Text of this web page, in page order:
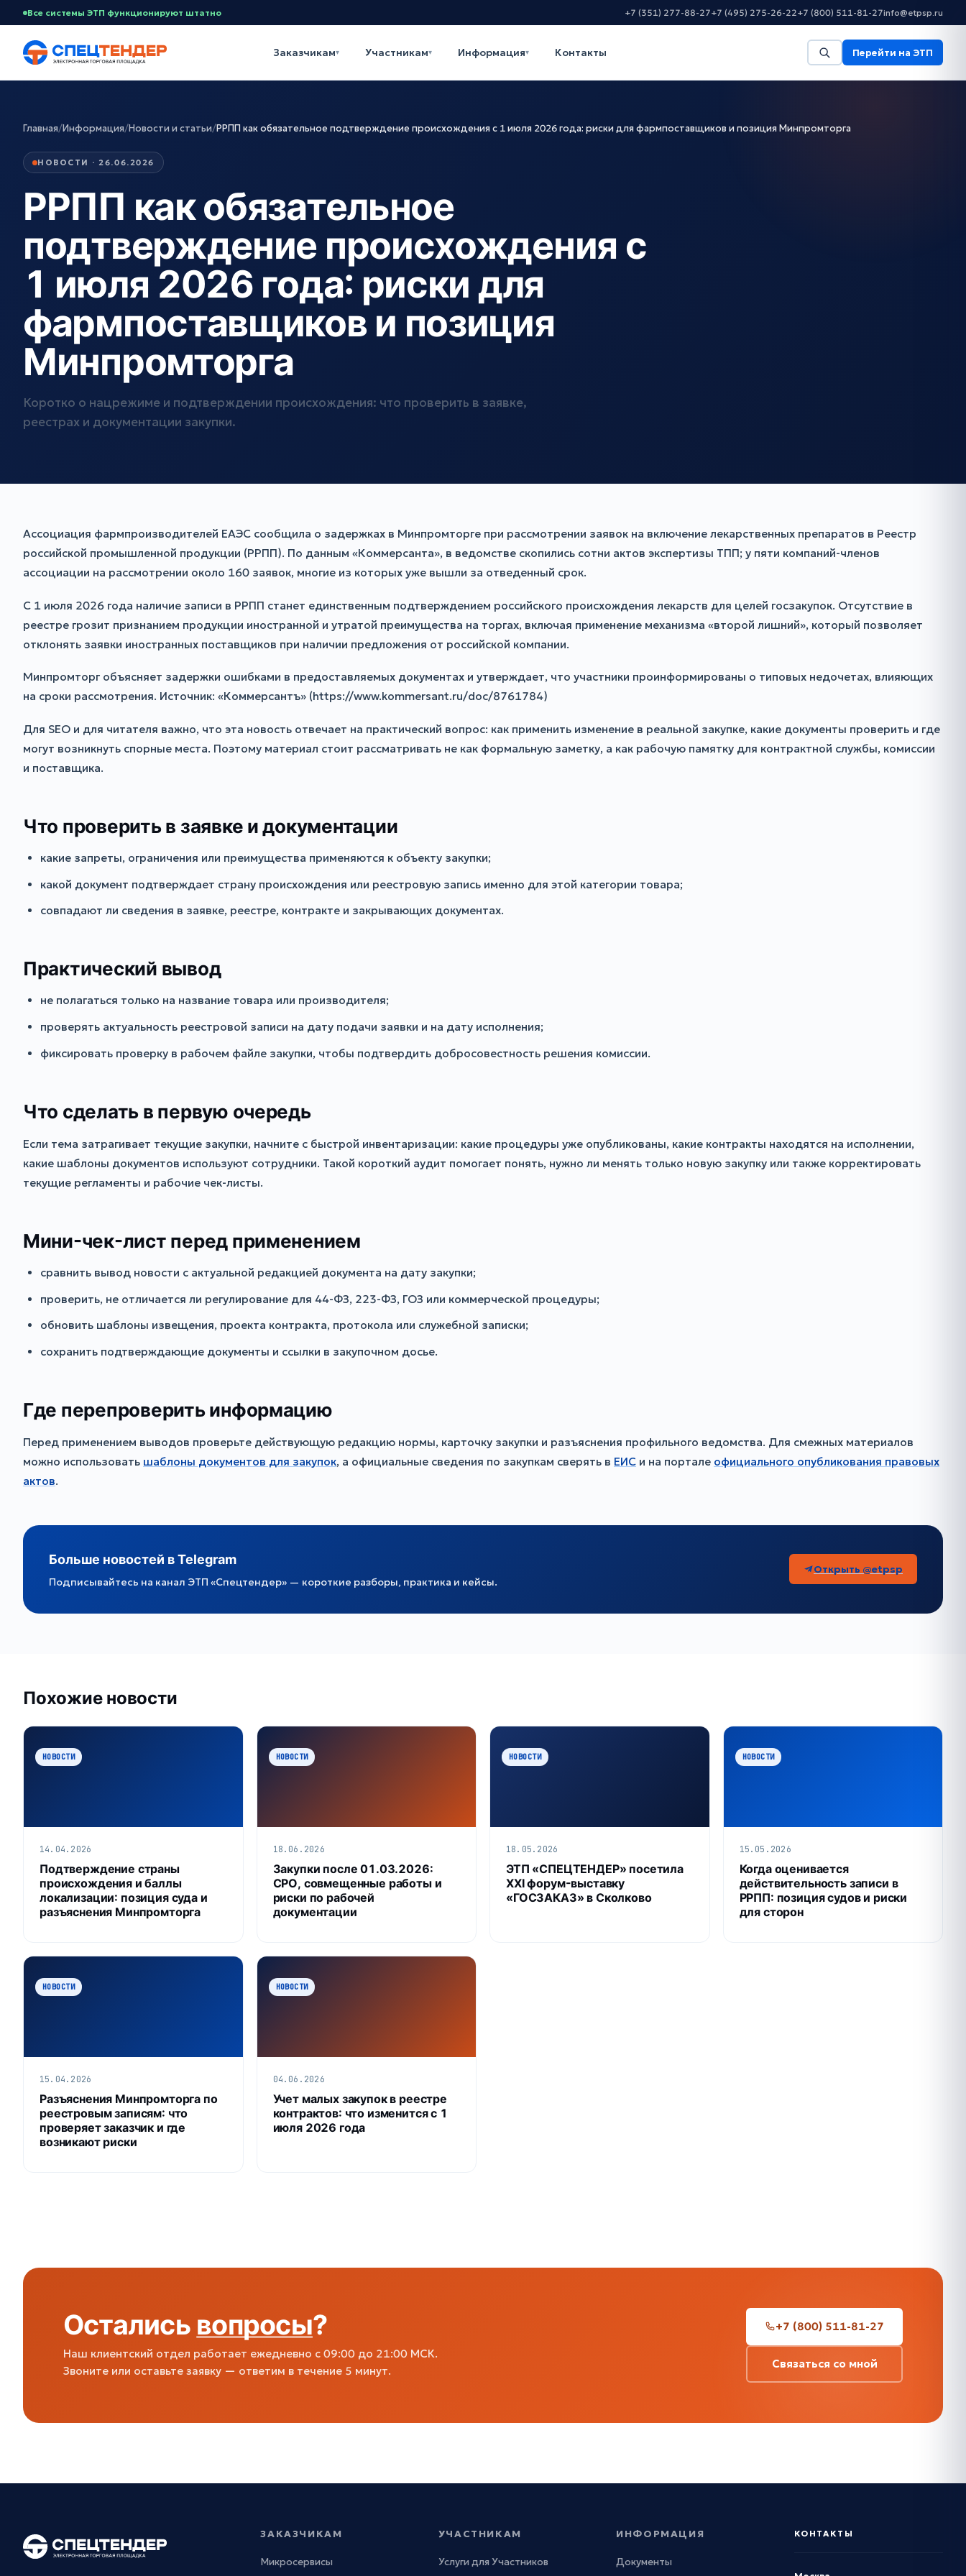
Все системы ЭТП функционируют штатно +7 (351) 277-88-27+7 (495) 275-26-22+7 (800) 511-81-27info@etpsp.ru
Заказчикам▾ Участникам▾ Информация▾ Контакты Перейти на ЭТП
Главная/Информация/Новости и статьи/РРПП как обязательное подтверждение происхождения с 1 июля 2026 года: риски для фармпоставщиков и позиция Минпромторга
НОВОСТИ · 26.06.2026
РРПП как обязательное
подтверждение происхождения с
1 июля 2026 года: риски для
фармпоставщиков и позиция
Минпромторга
Коротко о нацрежиме и подтверждении происхождения: что проверить в заявке,
реестрах и документации закупки.
Ассоциация фармпроизводителей ЕАЭС сообщила о задержках в Минпромторге при рассмотрении заявок на включение лекарственных препаратов в Реестр
российской промышленной продукции (РРПП). По данным «Коммерсанта», в ведомстве скопились сотни актов экспертизы ТПП; у пяти компаний-членов
ассоциации на рассмотрении около 160 заявок, многие из которых уже вышли за отведенный срок.
С 1 июля 2026 года наличие записи в РРПП станет единственным подтверждением российского происхождения лекарств для целей госзакупок. Отсутствие в
реестре грозит признанием продукции иностранной и утратой преимущества на торгах, включая применение механизма «второй лишний», который позволяет
отклонять заявки иностранных поставщиков при наличии предложения от российской компании.
Минпромторг объясняет задержки ошибками в предоставляемых документах и утверждает, что участники проинформированы о типовых недочетах, влияющих
на сроки рассмотрения. Источник: «Коммерсантъ» (https://www.kommersant.ru/doc/8761784)
Для SEO и для читателя важно, что эта новость отвечает на практический вопрос: как применить изменение в реальной закупке, какие документы проверить и где
могут возникнуть спорные места. Поэтому материал стоит рассматривать не как формальную заметку, а как рабочую памятку для контрактной службы, комиссии
и поставщика.
Что проверить в заявке и документации
какие запреты, ограничения или преимущества применяются к объекту закупки;
какой документ подтверждает страну происхождения или реестровую запись именно для этой категории товара;
совпадают ли сведения в заявке, реестре, контракте и закрывающих документах.
Практический вывод
не полагаться только на название товара или производителя;
проверять актуальность реестровой записи на дату подачи заявки и на дату исполнения;
фиксировать проверку в рабочем файле закупки, чтобы подтвердить добросовестность решения комиссии.
Что сделать в первую очередь
Если тема затрагивает текущие закупки, начните с быстрой инвентаризации: какие процедуры уже опубликованы, какие контракты находятся на исполнении,
какие шаблоны документов используют сотрудники. Такой короткий аудит помогает понять, нужно ли менять только новую закупку или также корректировать
текущие регламенты и рабочие чек-листы.
Мини-чек-лист перед применением
сравнить вывод новости с актуальной редакцией документа на дату закупки;
проверить, не отличается ли регулирование для 44-ФЗ, 223-ФЗ, ГОЗ или коммерческой процедуры;
обновить шаблоны извещения, проекта контракта, протокола или служебной записки;
сохранить подтверждающие документы и ссылки в закупочном досье.
Где перепроверить информацию
Перед применением выводов проверьте действующую редакцию нормы, карточку закупки и разъяснения профильного ведомства. Для смежных материалов
можно использовать шаблоны документов для закупок, а официальные сведения по закупкам сверять в ЕИС и на портале официального опубликования правовых
актов.
Больше новостей в Telegram
Подписывайтесь на канал ЭТП «Спецтендер» — короткие разборы, практика и кейсы.
Открыть @etpsp
Похожие новости
НОВОСТИ
14.04.2026
Подтверждение страны
происхождения и баллы
локализации: позиция суда и
разъяснения Минпромторга
НОВОСТИ
18.06.2026
Закупки после 01.03.2026:
СРО, совмещенные работы и
риски по рабочей
документации
НОВОСТИ
18.05.2026
ЭТП «СПЕЦТЕНДЕР» посетила
XXI форум-выставку
«ГОСЗАКАЗ» в Сколково
НОВОСТИ
15.05.2026
Когда оценивается
действительность записи в
РРПП: позиция судов и риски
для сторон
НОВОСТИ
15.04.2026
Разъяснения Минпромторга по
реестровым записям: что
проверяет заказчик и где
возникают риски
НОВОСТИ
04.06.2026
Учет малых закупок в реестре
контрактов: что изменится с 1
июля 2026 года
Остались вопросы?
Наш клиентский отдел работает ежедневно с 09:00 до 21:00 МСК.
Звоните или оставьте заявку — ответим в течение 5 минут.
+7 (800) 511-81-27
Связаться со мной
ЗАКАЗЧИКАМ
Микросервисы
УЧАСТНИКАМ
Услуги для Участников
ИНФОРМАЦИЯ
Документы
КОНТАКТЫ